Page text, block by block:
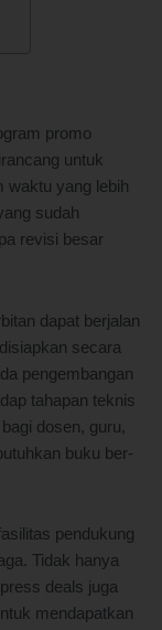
promo
untuk
waktu yang lebih
sudah
revisi besar
dapat berjalan
secara
pengembangan
tahapan teknis
dosen, guru,
buku ber-
pendukung
Tidak hanya
deals juga
mendapatkan